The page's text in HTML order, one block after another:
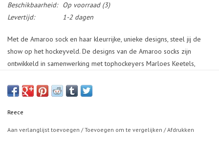
Beschikbaarheid: Op voorraad(3)
Levertijd:
1-2 dagen
Met de Amaroo sock en haar kleurrijke, unieke designs, steel jij de
show op het hockeyveld. De designs van de Amaroo socks zijn
ontwikkeld in samenwerking met tophockeyers Marloes Keetels,
en Lars Balk! De kousen hebben daardoor een unieke print en
hoogwaardige hockeysok gemaakt van elastan en polyamide. De sok
Reece
Aan verlanglijst toevoegen /Toevoegen om te vergelijken /Afdrukken